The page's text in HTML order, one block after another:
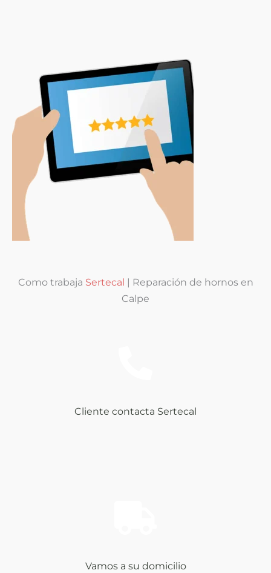
Como trabaja Sertecal
| Reparación de hornos en
Calpe
Cliente contacta Sertecal
Vamos a su domicilio